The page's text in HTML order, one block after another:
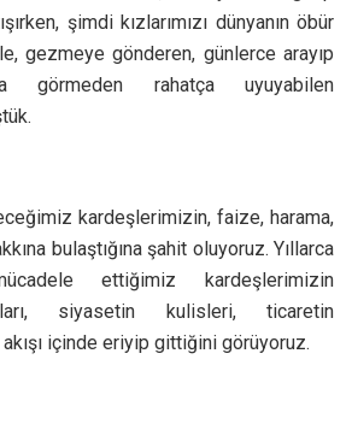
şimdi kızlarımızı dünyanın öbür
gezmeye gönderen, günlerce arayıp
görmeden rahatça uyuyabilen
kardeşlerimizin, faize, harama,
bulaştığına şahit oluyoruz. Yıllarca
ettiğimiz kardeşlerimizin
siyasetin kulisleri, ticaretin
akışı içinde eriyip gittiğini görüyoruz.